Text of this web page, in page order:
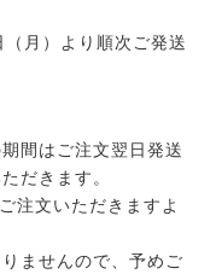
月）より順次ご発送
間はご注文翌日発送
だきます。
注文いただきますよ
ませんので、予めご